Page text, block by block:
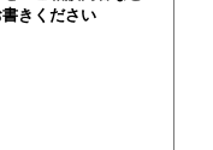
きください